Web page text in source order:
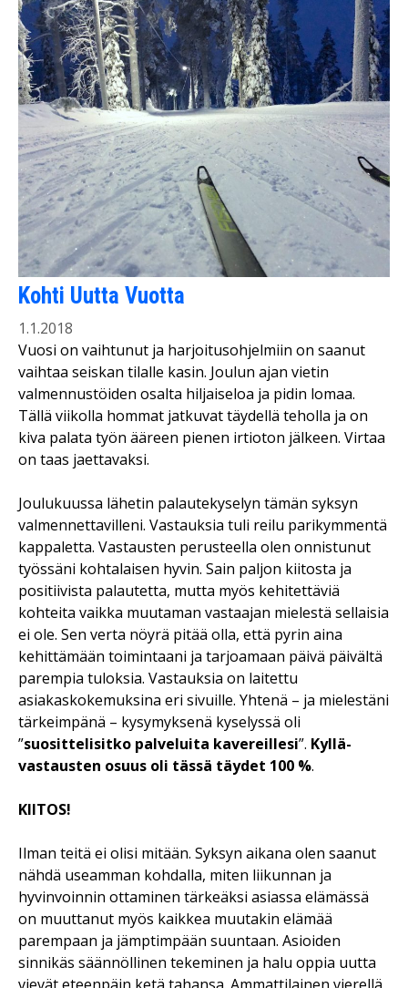
Kohti Uutta Vuotta
1.1.2018
Vuosi on vaihtunut ja harjoitusohjelmiin on saanut
vaihtaa seiskan tilalle kasin. Joulun ajan vietin
valmennustöiden osalta hiljaiseloa ja pidin lomaa.
Tällä viikolla hommat jatkuvat täydellä teholla ja on
kiva palata työn ääreen pienen irtioton jälkeen. Virtaa
on taas jaettavaksi.
Joulukuussa lähetin palautekyselyn tämän syksyn
valmennettavilleni. Vastauksia tuli reilu parikymmentä
kappaletta. Vastausten perusteella olen onnistunut
työssäni kohtalaisen hyvin. Sain paljon kiitosta ja
positiivista palautetta, mutta myös kehitettäviä
kohteita vaikka muutaman vastaajan mielestä sellaisia
ei ole. Sen verta nöyrä pitää olla, että pyrin aina
kehittämään toimintaani ja tarjoamaan päivä päivältä
parempia tuloksia. Vastauksia on laitettu
asiakaskokemuksina eri sivuille. Yhtenä – ja mielestäni
tärkeimpänä – kysymyksenä kyselyssä oli
”suosittelisitko palveluita kavereillesi”. Kyllä-
vastausten osuus oli tässä täydet 100 %.
KIITOS!
Ilman teitä ei olisi mitään. Syksyn aikana olen saanut
nähdä useamman kohdalla, miten liikunnan ja
hyvinvoinnin ottaminen tärkeäksi asiassa elämässä
on muuttanut myös kaikkea muutakin elämää
parempaan ja jämptimpään suuntaan. Asioiden
sinnikäs säännöllinen tekeminen ja halu oppia uutta